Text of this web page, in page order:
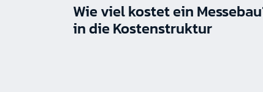
Wie viel kostet ein
in die Kostenstruktur